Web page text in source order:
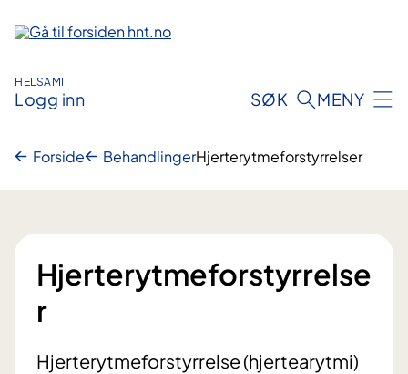
innhold
HELSAMI
Logg inn SØK MENY
Forside BehandlingerHjerterytmeforstyrrelser
Hjerterytmeforstyrrelse
r
Hjerterytmeforstyrrelse (hjertearytmi)